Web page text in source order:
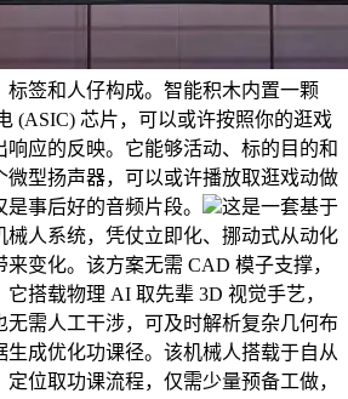
标签和人仔构成。智能积木内置一颗
(ASIC) 芯片，可以或许按照你的逛戏
应的反映。它能够活动、标的目的和
微型扬声器，可以或许播放取逛戏动做
事后好的音频片段。
这是一套基于
械人系统，凭仗立即化、挪动式从动化
变化。该方案无需 CAD 模子支撑，
搭载物理 AI 取先辈 3D 视觉手艺，
无需人工干涉，可及时解析复杂几何布
生成优化功课径。该机械人搭载于自从
位取功课流程，仅需少量预备工做，